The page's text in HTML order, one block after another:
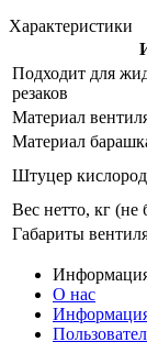
Характеристики
Подходит для
резаков
Материал
Материал
Штуцер
Вес нетто, кг (не
Габариты
О нас